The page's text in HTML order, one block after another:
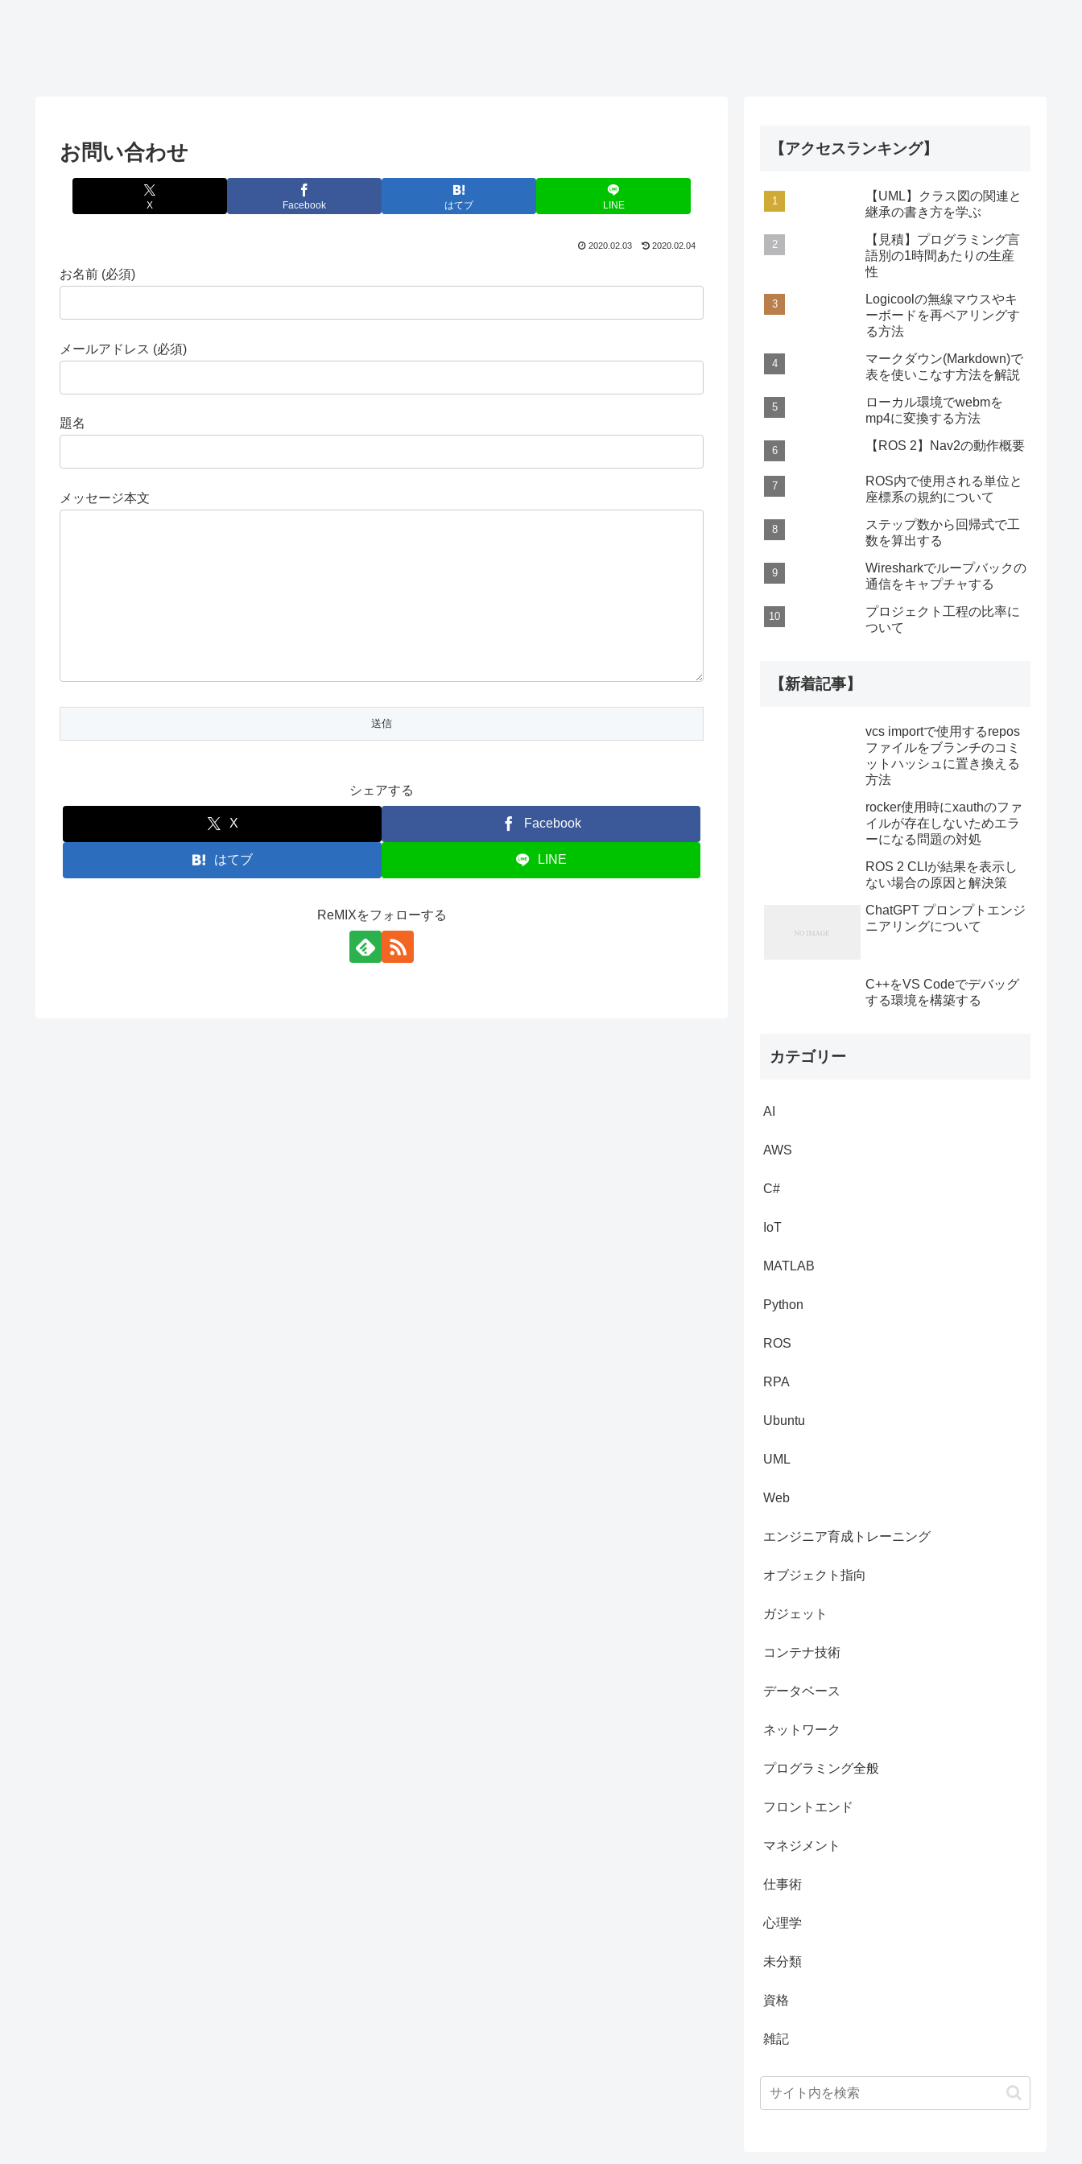
お問い合わせ
X Facebook はてブ LINE
2020.02.03 2020.02.04
お名前 (必須)
メールアドレス (必須)
題名
メッセージ本文
シェアする
X Facebook
はてブ LINE
ReMIXをフォローする
【アクセスランキング】
【UML】クラス図の関連と
継承の書き方を学ぶ
【見積】プログラミング言
語別の1時間あたりの生産
性
Logicoolの無線マウスやキ
ーボードを再ペアリングす
る方法
マークダウン(Markdown)で
表を使いこなす方法を解説
ローカル環境でwebmを
mp4に変換する方法
【ROS 2】Nav2の動作概要
ROS内で使用される単位と
座標系の規約について
ステップ数から回帰式で工
数を算出する
Wiresharkでループバックの
通信をキャプチャする
プロジェクト工程の比率に
ついて
【新着記事】
vcs importで使用するrepos
ファイルをブランチのコミ
ットハッシュに置き換える
方法
rocker使用時にxauthのファ
イルが存在しないためエラ
ーになる問題の対処
ROS 2 CLIが結果を表示し
ない場合の原因と解決策
ChatGPT プロンプトエンジ
ニアリングについて
C++をVS Codeでデバッグ
する環境を構築する
カテゴリー
AI
AWS
C#
IoT
MATLAB
Python
ROS
RPA
Ubuntu
UML
Web
エンジニア育成トレーニング
オブジェクト指向
ガジェット
コンテナ技術
データベース
ネットワーク
プログラミング全般
フロントエンド
マネジメント
仕事術
心理学
未分類
資格
雑記